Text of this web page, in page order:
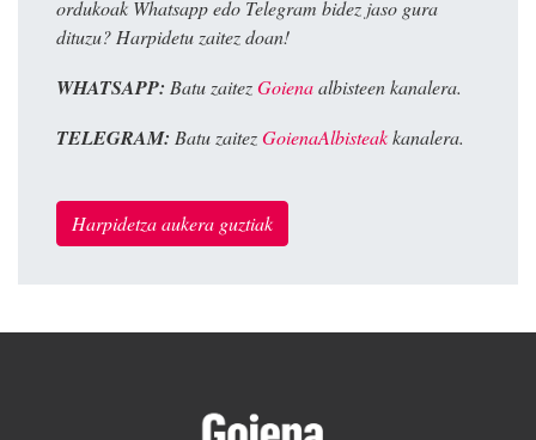
ordukoak Whatsapp edo Telegram bidez jaso gura
dituzu? Harpidetu zaitez doan!
WHATSAPP: Batu zaitezGoienaalbisteen kanalera.
TELEGRAM: Batu zaitezGoienaAlbisteakkanalera.
Harpidetza aukera guztiak